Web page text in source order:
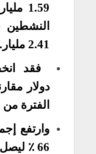
1.59
2.41 مليار.
الفترة
وارتفع
66 ٪ ليصل إلى 12.2 مليار دولار.